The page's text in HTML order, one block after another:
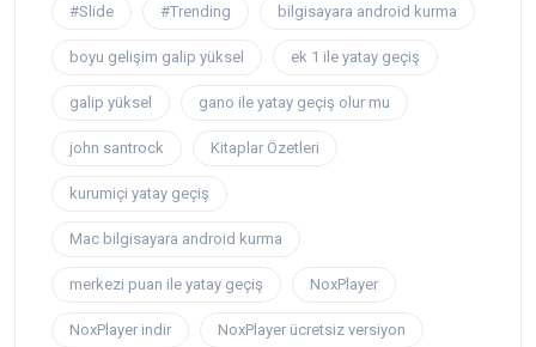
#Slide #Trending bilgisayara android kurma
boyu gelişim galip yüksel ek 1 ile yatay geçiş
galip yüksel gano ile yatay geçiş olur mu
john santrock Kitaplar Özetleri
kurumiçi yatay geçiş
Mac bilgisayara android kurma
merkezi puan ile yatay geçiş NoxPlayer
NoxPlayer indir NoxPlayer ücretsiz versiyon